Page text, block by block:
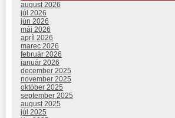
august 2026
júl 2026
jún 2026
máj 2026
apríl 2026
marec 2026
február 2026
január 2026
december 2025
november 2025
október 2025
september 2025
august 2025
júl 2025